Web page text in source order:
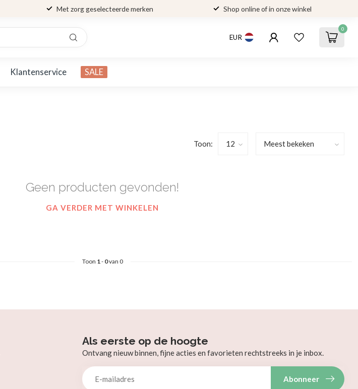
Met zorg geselecteerde merken Shop online of in onze winkel
EUR
0
Klantenservice SALE
Toon:
Geen producten gevonden!
GA VERDER MET WINKELEN
Toon 1- 0van 0
Als eerste op de hoogte
Ontvang nieuw binnen, fijne acties en favorieten rechtstreeks in je inbox.
Abonneer